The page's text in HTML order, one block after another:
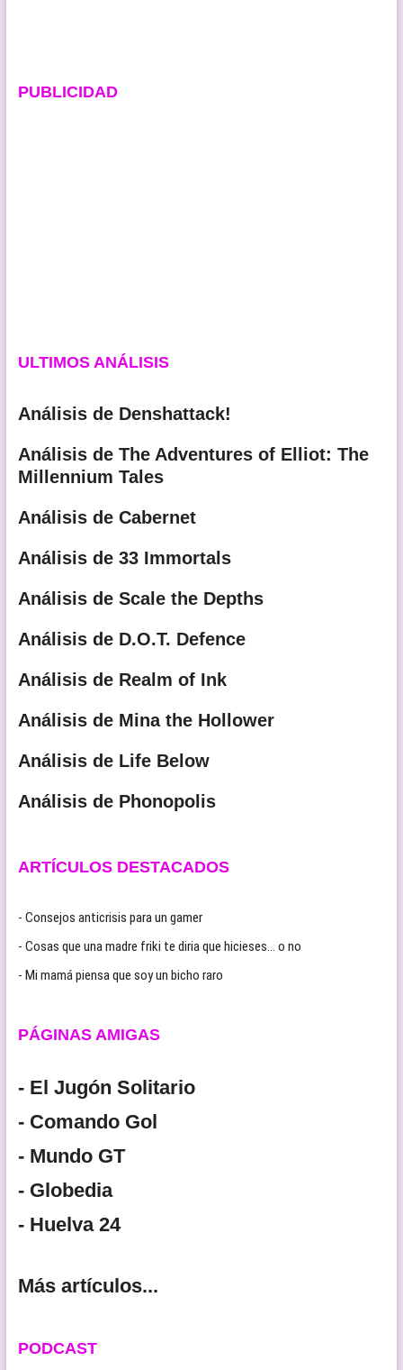
PUBLICIDAD
ULTIMOS ANÁLISIS
Análisis de Denshattack!
Análisis de The Adventures of Elliot: The
Millennium Tales
Análisis de Cabernet
Análisis de 33 Immortals
Análisis de Scale the Depths
Análisis de D.O.T. Defence
Análisis de Realm of Ink
Análisis de Mina the Hollower
Análisis de Life Below
Análisis de Phonopolis
ARTÍCULOS DESTACADOS
- Consejos anticrisis para un gamer
- Cosas que una madre friki te diria que hicieses… o no
- Mi mamá piensa que soy un bicho raro
PÁGINAS AMIGAS
- El Jugón Solitario
- Comando Gol
- Mundo GT
- Globedia
- Huelva 24
Más artículos...
PODCAST